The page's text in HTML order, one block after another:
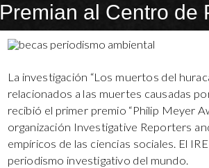
Premian al Centro de
La investigación “Los muertos del
relacionados a las muertes causadas
recibió el primer premio “Philip Meyer
organización Investigative Reporters
empíricos de las ciencias sociales. El
periodismo investigativo del mundo.